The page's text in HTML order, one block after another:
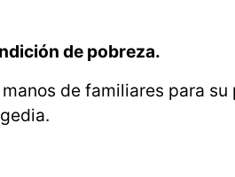
de pobreza.
de familiares para